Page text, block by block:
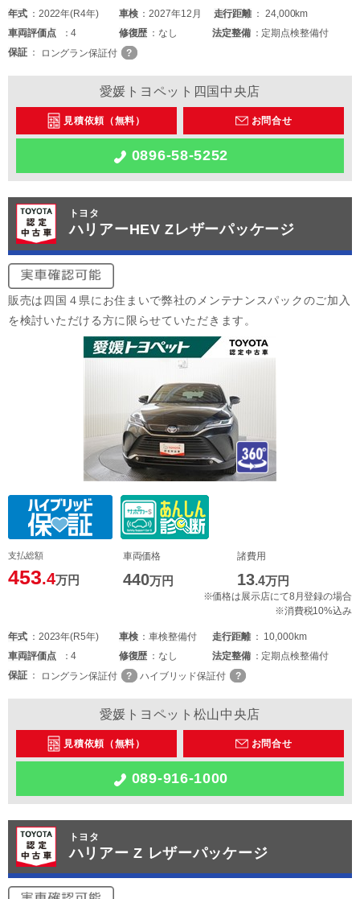
年式 2022年(R4年) 車検 2027年12月 走行距離
24,000km
車両評価点 4 修復歴 なし 法定整備
定期点検整備付
保証
ロングラン保証付
愛媛トヨペット四国中央店
見積依頼（無料） お問合せ
0896-58-5252
トヨタ
ハリアーHEV Zレザーパッケージ
販売は四国４県にお住まいで弊社のメンテナンスパックのご加入
を検討いただける方に限らせていただきます。
支払総額
453.4万円
車両価格
440万円
諸費用
13.4万円
※価格は展示店にて8月登録の場合
※消費税10%込み
年式 2023年(R5年) 車検 車検整備付 走行距離
10,000km
車両評価点 4 修復歴 なし 法定整備
定期点検整備付
保証
ロングラン保証付 ハイブリッド保証付
愛媛トヨペット松山中央店
見積依頼（無料） お問合せ
089-916-1000
トヨタ
ハリアー Z レザーパッケージ